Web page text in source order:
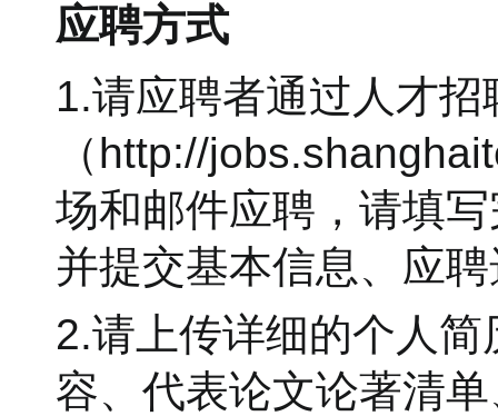
应聘方式
1.请应聘者通过人才招
（http://
场和邮件应聘，请填
并提交基本信息、应
2.请上传详细的个人
容、代表论文论著清